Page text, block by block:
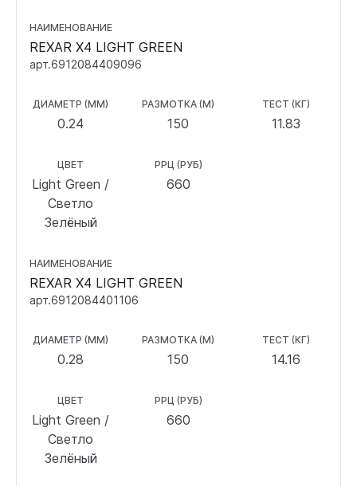
НАИМЕНОВАНИЕ
REXAR X4 LIGHT GREEN
арт.6912084409096
ДИАМЕТР (ММ)
0.24
РАЗМОТКА (М)
150
ТЕСТ (КГ)
11.83
ЦВЕТ
Light Green /
Светло
Зелёный
РРЦ (РУБ)
660
НАИМЕНОВАНИЕ
REXAR X4 LIGHT GREEN
арт.6912084401106
ДИАМЕТР (ММ)
0.28
РАЗМОТКА (М)
150
ТЕСТ (КГ)
14.16
ЦВЕТ
Light Green /
Светло
Зелёный
РРЦ (РУБ)
660